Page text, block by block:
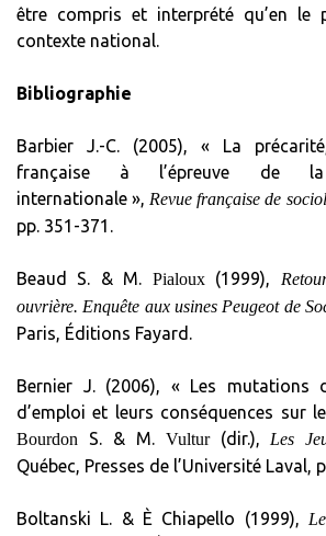
être compris et interprété qu’en le
contexte national.
Bibliographie
Barbier J.-C. (2005), « La
française à l’épreuve de la
internationale », Revue française de
pp. 351-371.
Beaud S. & M. Pialoux(1999),
ouvrière. Enquête aux usines Peugeot de
Paris, Éditions Fayard.
Bernier J. (2006), « Les mutations
d’emploi et leurs conséquences sur
Bourdon S. & M. Vultur(dir.), Les
Québec, Presses de l’Université Laval,
Boltanski L. & È Chiapello (1999),